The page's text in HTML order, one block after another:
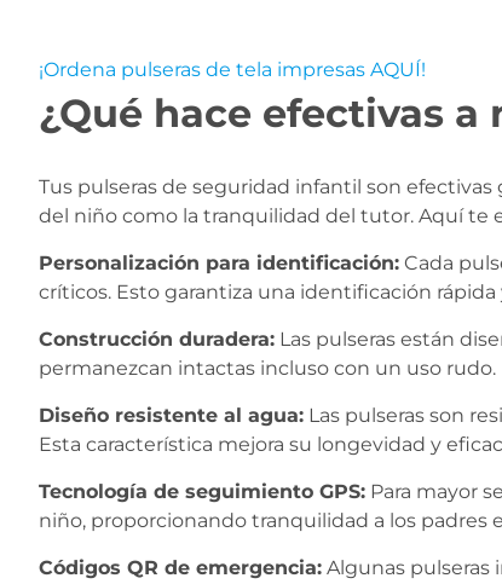
¡Ordena pulseras de tela impresas AQUÍ!
¿Qué hace efectivas
Tus pulseras de seguridad infantil son
del niño como la tranquilidad del tutor. Aquí te
Personalización para identificación: Cada
críticos. Esto garantiza una identificación
Construcción duradera: Las pulseras están
permanezcan intactas incluso con un uso rudo.
Diseño resistente al agua: Las pulseras son
Esta característica mejora su longevidad y
Tecnología de seguimiento GPS: Para mayor
niño, proporcionando tranquilidad a los padres
Códigos QR de emergencia: Algunas pulseras